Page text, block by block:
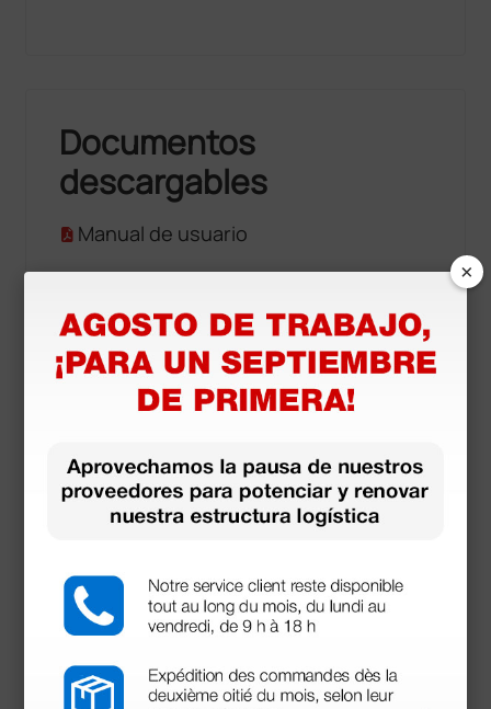
Documentos
descargables
Manual de usuario
Accesorios
×